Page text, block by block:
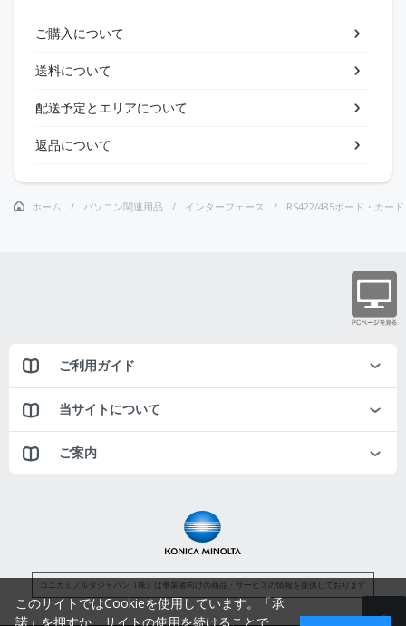
ご購入について
送料について
配送予定とエリアについて
返品について
ホーム パソコン関連用品 インターフェース RS422/485ボード・カード
ご利用ガイド
当サイトについて
ご案内
コニカミノルタジャパン（株）は事業者向けの商品・サービスの情報を提供しております
このサイトではCookieを使用しています。「承
諾」を押すか、サイトの使用を続けることで